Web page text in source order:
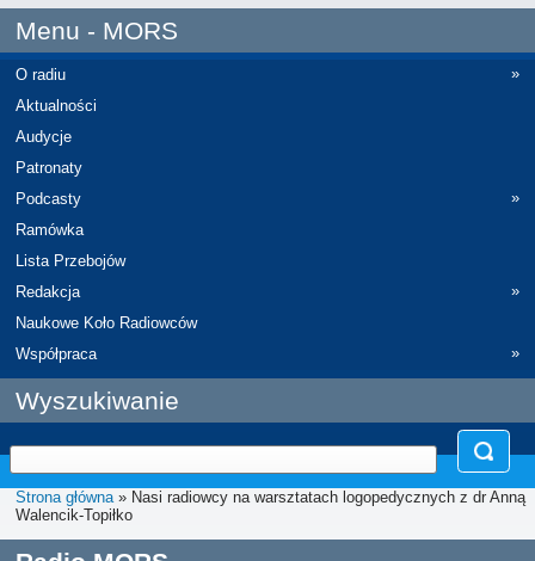
Menu - MORS
O radiu
»
Aktualności
Audycje
Patronaty
Podcasty
»
Ramówka
Lista Przebojów
Redakcja
»
Naukowe Koło Radiowców
Współpraca
»
Wyszukiwanie
Strona główna» Nasi radiowcy na warsztatach logopedycznych z dr Anną
Walencik-Topiłko